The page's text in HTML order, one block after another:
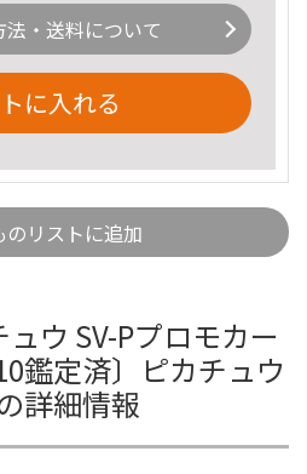
法・送料について
に入れる
のリストに追加
ュウ SV-Pプロモカー
鑑定済〕ピカチュウ
詳細情報